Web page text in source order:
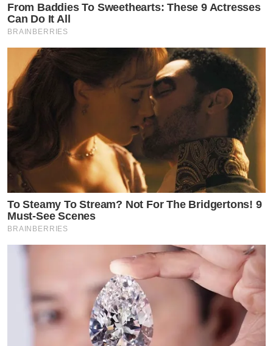
From Baddies To Sweethearts: These 9 Actresses
Can Do It All
BRAINBERRIES
To Steamy To Stream? Not For The Bridgertons! 9
Must-See Scenes
BRAINBERRIES